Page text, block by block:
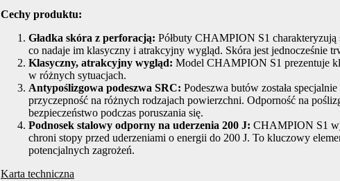
Cechy produktu:
Gładka skóra z perforacją: Półbuty CHAMPION S1 charakteryzują
co nadaje im klasyczny i atrakcyjny wygląd. Skóra jest jednocześnie
Klasyczny, atrakcyjny wygląd: Model CHAMPION S1 prezentuje
w różnych sytuacjach.
Antypoślizgowa podeszwa SRC: Podeszwa butów została
przyczepność na różnych rodzajach powierzchni. Odporność na
bezpieczeństwo podczas poruszania się.
Podnosek stalowy odporny na uderzenia 200 J: CHAMPION S1
chroni stopy przed uderzeniami o energii do 200 J. To kluczowy
potencjalnych zagrożeń.
Karta techniczna